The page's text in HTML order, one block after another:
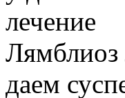
Лямблиоз
даем